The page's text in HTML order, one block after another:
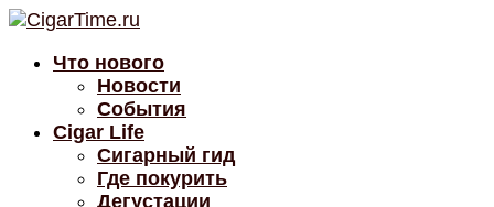
Что нового
Новости
События
Cigar Life
Сигарный гид
Где покурить
Дегустации